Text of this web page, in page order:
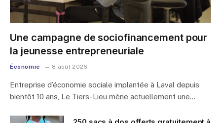
Une campagne de sociofinancement pour
la jeunesse entrepreneuriale
Économie 8 août 2026
Entreprise d’économie sociale implantée à Laval depuis
bientôt 10 ans, Le Tiers-Lieu mène actuellement une…